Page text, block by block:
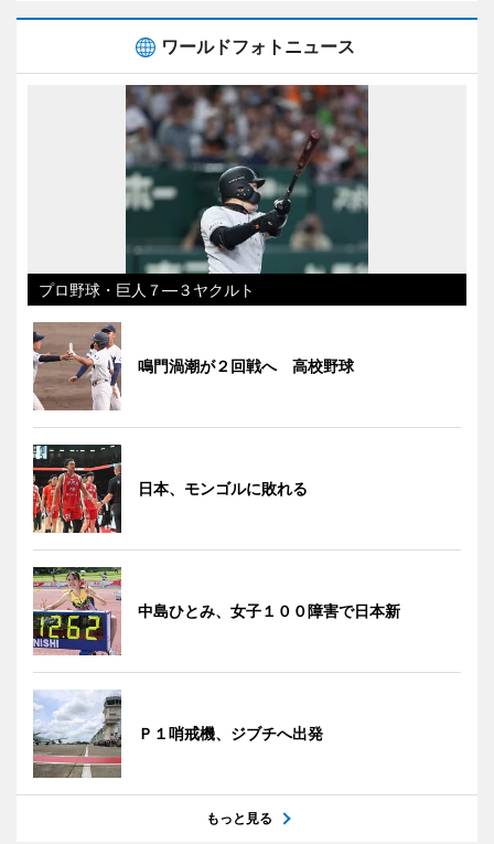
ワールドフォトニュース
プロ野球・巨人７―３ヤクルト
鳴門渦潮が２回戦へ 高校野球
日本、モンゴルに敗れる
中島ひとみ、女子１００障害で日本新
Ｐ１哨戒機、ジブチへ出発
もっと見る